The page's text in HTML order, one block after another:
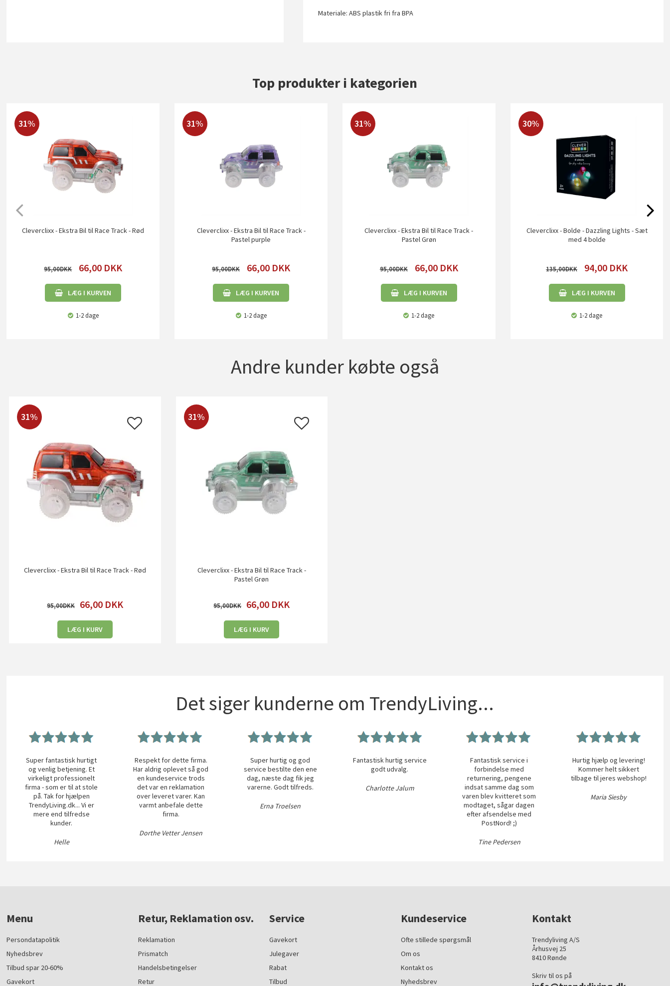
Materiale: ABS plastik fri fra BPA
Top produkter i kategorien
31%
Cleverclixx - Ekstra Bil til Race Track - Rød
95,00 66,00 DKK
LÆG I KURVEN
1-2 dage
31%
Cleverclixx - Ekstra Bil til Race Track -
Pastel purple
95,00 66,00 DKK
LÆG I KURVEN
1-2 dage
31%
Cleverclixx - Ekstra Bil til Race Track -
Pastel Grøn
95,00 66,00 DKK
LÆG I KURVEN
1-2 dage
30%
Cleverclixx - Bolde - Dazzling Lights - Sæt
med 4 bolde
135,00 94,00 DKK
LÆG I KURVEN
1-2 dage
Andre kunder købte også
31%
Cleverclixx - Ekstra Bil til Race Track - Rød
95,00 66,00 DKK
LÆG I KURV
31%
Cleverclixx - Ekstra Bil til Race Track -
Pastel Grøn
95,00 66,00 DKK
LÆG I KURV
Det siger kunderne om TrendyLiving...
Super fantastisk hurtigt
og venlig betjening. Et
virkeligt professionelt
firma - som er til at stole
på. Tak for hjælpen
TrendyLiving.dk... Vi er
mere end tilfredse
kunder.
Helle
Respekt for dette firma.
Har aldrig oplevet så god
en kundeservice trods
det var en reklamation
over leveret varer. Kan
varmt anbefale dette
firma.
Dorthe Vetter Jensen
Super hurtig og god
service bestilte den ene
dag, næste dag fik jeg
varerne. Godt tilfreds.
Erna Troelsen
Fantastisk hurtig service
godt udvalg.
Charlotte Jalum
Fantastisk service i
forbindelse med
returnering, pengene
indsat samme dag som
varen blev kvitteret som
modtaget, sågar dagen
efter afsendelse med
PostNord! ;)
Tine Pedersen
Hurtig hjælp og levering!
Kommer helt sikkert
tilbage til jeres webshop!
Maria Siesby
Menu
Persondatapolitik
Nyhedsbrev
Tilbud spar 20-60%
Gavekort
Retur, Reklamation osv.
Reklamation
Prismatch
Handelsbetingelser
Retur
Service
Gavekort
Julegaver
Rabat
Tilbud
Kundeservice
Ofte stillede spørgsmål
Om os
Kontakt os
Nyhedsbrev
Kontakt
Trendyliving A/S
Århusvej 25
8410 Rønde
Skriv til os på